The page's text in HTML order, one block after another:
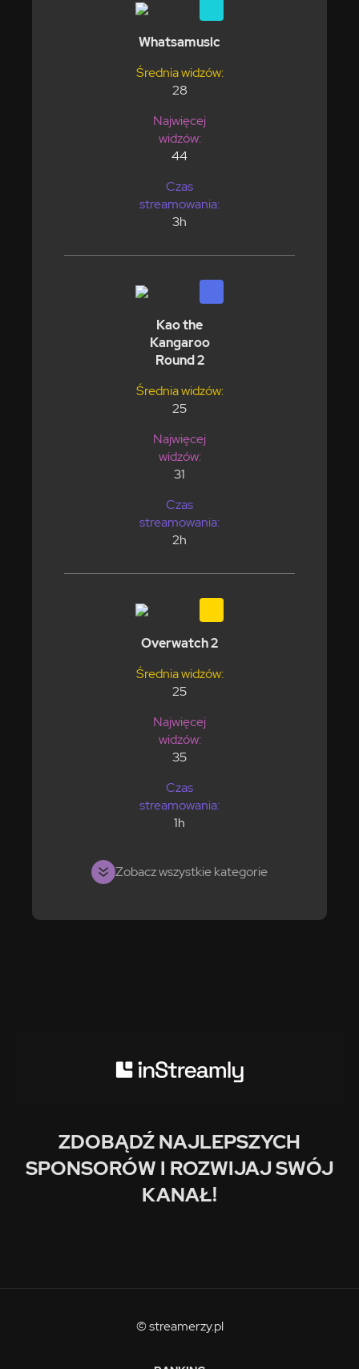
Whatsamusic
Średnia widzów:
28
Najwięcej
widzów:
44
Czas
streamowania:
3h
Kao the
Kangaroo
Round 2
Średnia widzów:
25
Najwięcej
widzów:
31
Czas
streamowania:
2h
Overwatch 2
Średnia widzów:
25
Najwięcej
widzów:
35
Czas
streamowania:
1h
Zobacz wszystkie kategorie
ZDOBĄDŹ NAJLEPSZYCH
SPONSORÓW I ROZWIJAJ SWÓJ
KANAŁ!
© streamerzy.pl